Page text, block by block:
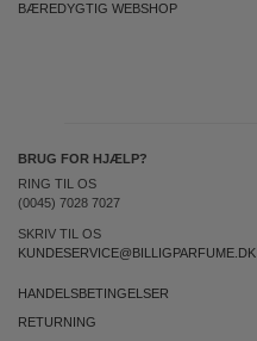
BÆREDYGTIG WEBSHOP
BRUG FOR HJÆLP?
RING TIL OS
(0045) 7028 7027
SKRIV TIL OS
KUNDESERVICE@BILLIGPARFUME.DK
HANDELSBETINGELSER
RETURNING